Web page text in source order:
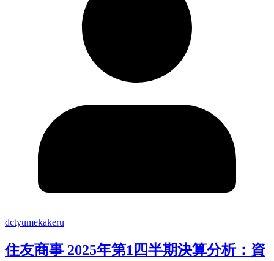
dctyumekakeru
住友商事 2025年第1四半期決算分析：資